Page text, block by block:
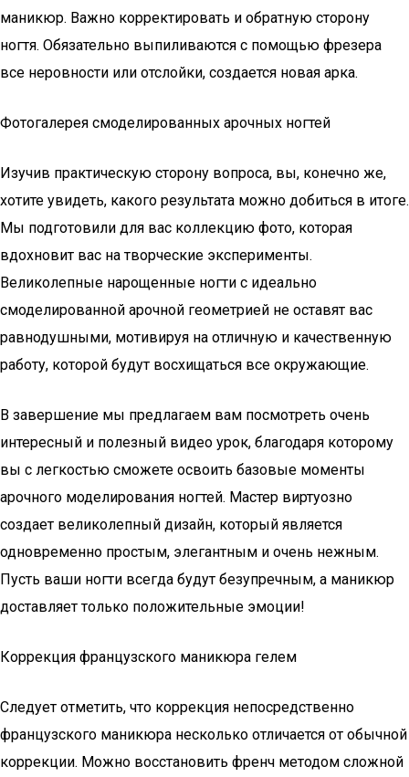
маникюр. Важно корректировать и обратную сторону
ногтя. Обязательно выпиливаются с помощью фрезера
все неровности или отслойки, создается новая арка.
Фотогалерея смоделированных арочных ногтей
Изучив практическую сторону вопроса, вы, конечно же,
хотите увидеть, какого результата можно добиться в итоге.
Мы подготовили для вас коллекцию фото, которая
вдохновит вас на творческие эксперименты.
Великолепные нарощенные ногти с идеально
смоделированной арочной геометрией не оставят вас
равнодушными, мотивируя на отличную и качественную
работу, которой будут восхищаться все окружающие.
В завершение мы предлагаем вам посмотреть очень
интересный и полезный видео урок, благодаря которому
вы с легкостью сможете освоить базовые моменты
арочного моделирования ногтей. Мастер виртуозно
создает великолепный дизайн, который является
одновременно простым, элегантным и очень нежным.
Пусть ваши ногти всегда будут безупречным, а маникюр
доставляет только положительные эмоции!
Коррекция французского маникюра гелем
Следует отметить, что коррекция непосредственно
французского маникюра несколько отличается от обычной
коррекции. Можно восстановить френч методом сложной